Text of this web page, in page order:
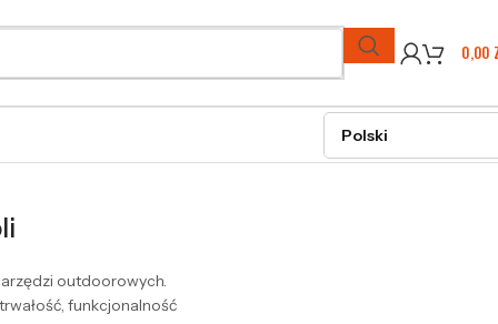
0,00
outdoorowych.
funkcjonalność